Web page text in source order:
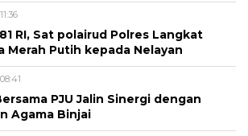
RI, Sat polairud Polres Langkat
Merah Putih kepada Nelayan
PJU Jalin Sinergi dengan
Agama Binjai